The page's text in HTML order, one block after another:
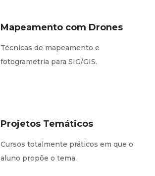
Mapeamento com Drones
Técnicas de mapeamento e
fotogrametria para SIG/GIS.
Projetos Temáticos
Cursos totalmente práticos em que o
aluno propõe o tema.